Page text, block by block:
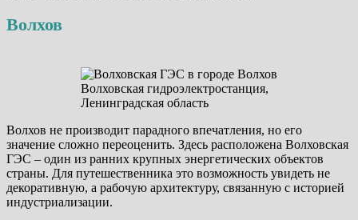
Волхов
Волховская гидроэлектростанция,
Ленинградская область
Волхов не производит парадного впечатления, но его
значение сложно переоценить. Здесь расположена Волховская
ГЭС – один из ранних крупных энергетических объектов
страны. Для путешественника это возможность увидеть не
декоративную, а рабочую архитектуру, связанную с историей
индустриализации.